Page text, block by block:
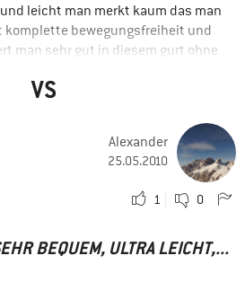
leicht man merkt kaum das man
komplette bewegungsfreiheit und
man sehr gut in diesem gurt ohne
wo man maximal
super weiss allerdings nicht wie das
usw aussieht aber für
VS
Alexander
25.05.2010
1 0
BEQUEM, ULTRA LEICHT,...